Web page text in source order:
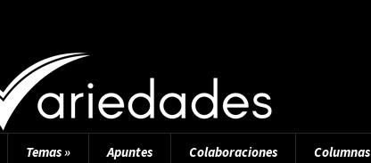
Temas» Apuntes Colaboraciones Columnas